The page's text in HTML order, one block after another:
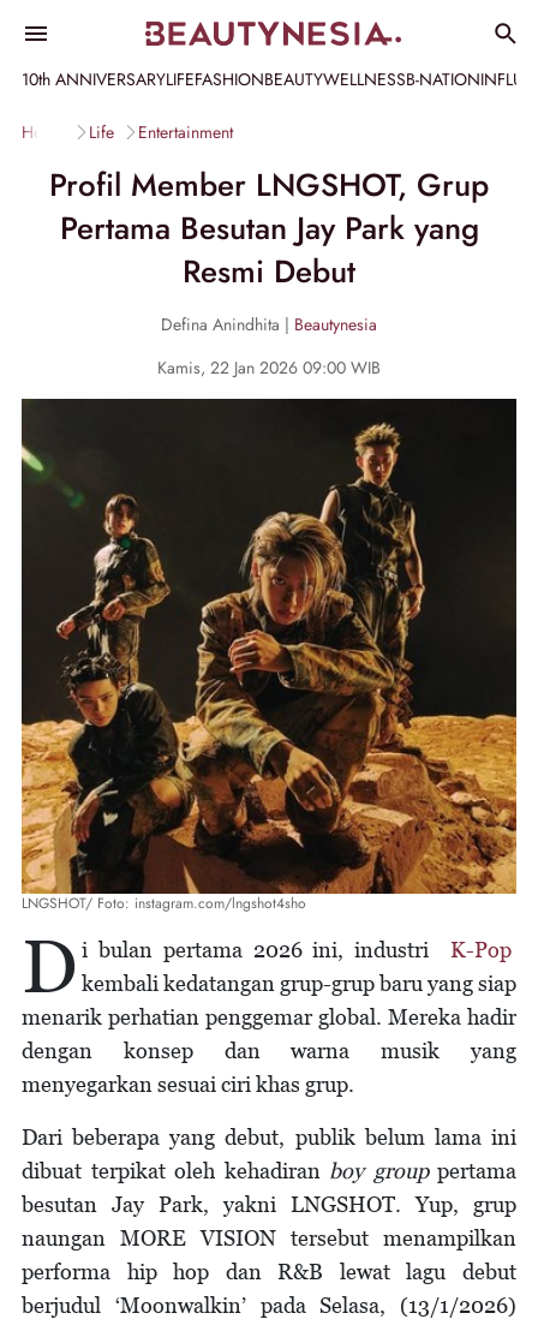
10th ANNIVERSARYLIFEFASHIONBEAUTYWELLNESSB-NATION
Home Life Entertainment
Profil Member LNGSHOT, Grup
Pertama Besutan Jay Park yang
Resmi Debut
Defina Anindhita | Beautynesia
Kamis, 22 Jan 2026 09:00 WIB
LNGSHOT/ Foto: instagram.com/lngshot4sho
D i bulan pertama 2026 ini, industri K-Pop
kembali kedatangan grup-grup baru yang siap
menarik perhatian penggemar global. Mereka hadir
dengan konsep dan warna musik yang
menyegarkan sesuai ciri khas grup.
Dari beberapa yang debut, publik belum lama ini
dibuat terpikat oleh kehadiran boy group pertama
besutan Jay Park, yakni LNGSHOT. Yup, grup
naungan MORE VISION tersebut menampilkan
performa hip hop dan R&B lewat lagu debut
berjudul ‘Moonwalkin’ pada Selasa, (13/1/2026)